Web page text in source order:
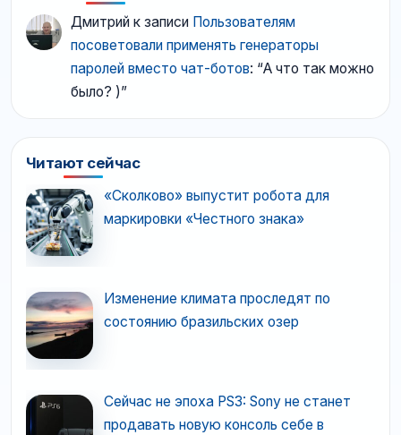
Дмитрий к записи Пользователям
посоветовали применять генераторы
паролей вместо чат-ботов: “А что так можно
было? )”
Читают сейчас
«Сколково» выпустит робота для
маркировки «Честного знака»
Изменение климата проследят по
состоянию бразильских озер
Сейчас не эпоха PS3: Sony не станет
продавать новую консоль себе в